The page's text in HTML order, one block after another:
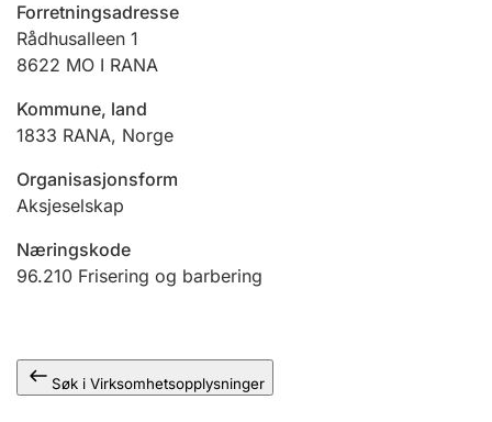
Jeger
Ektepaktveileder
Offentlig sektor
Forretningsadresse
Rådhusalleen 1
8622 MO I RANA
Kommune, land
1833 RANA, Norge
Organisasjonsform
Aksjeselskap
Næringskode
96.210 Frisering og barbering
Søk i Virksomhetsopplysninger